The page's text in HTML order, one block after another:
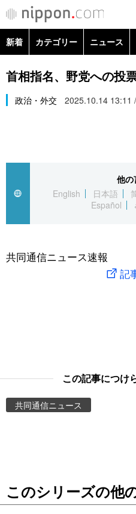
社会
旅と暮らし
東京
新着 カテゴリー ニュース
政治・外交
経済・ビジネス
社会
文化
科学・技術
暮らし
首相指名、野党への投
政治・外交 2025.10.14 13:11
他の
English
日本語
Español
共同通信ニュース速報
記
この記事につけ
共同通信ニュース
このシリーズの他